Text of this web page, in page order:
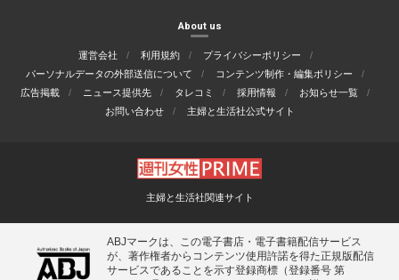
About us
運営会社 利用規約
プライバシーポリシー
パーソナルデータの外部送信について
コンテンツ制作・編集ポリシー
広告掲載
ニュース提供先 タレコミ 採用情報
お知らせ一覧
お問い合わせ
主婦と生活社公式サイト
主婦と生活社関連サイト
ABJマークは、この電子書店・電子書籍配信サービス
が、著作権者からコンテンツ使用許諾を得た正規版配信
サービスであることを示す登録商標（登録番号 第